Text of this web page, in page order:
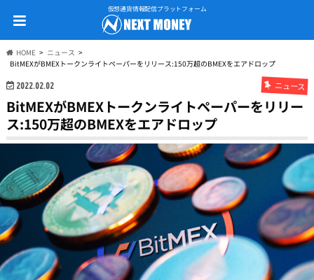
仮想通貨情報配信プラットフォーム
HOME
ニュース
BitMEXがBMEXトークンライトペーパーをリリース:150万超のBMEXをエアドロップ
2022.02.02 ニュース
BitMEXがBMEXトークンライトペーパーをリリー
ス:150万超のBMEXをエアドロップ